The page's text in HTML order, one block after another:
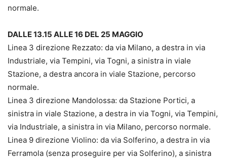
normale.
DALLE 13.15 ALLE 16 DEL 25 MAGGIO
Linea 3 direzione Rezzato: da via Milano, a destra in via
Industriale, via Tempini, via Togni, a sinistra in viale
Stazione, a destra ancora in viale Stazione, percorso
normale.
Linea 3 direzione Mandolossa: da Stazione Portici, a
sinistra in viale Stazione, a destra in via Togni, via Tempini,
via Industriale, a sinistra in via Milano, percorso normale.
Linea 9 direzione Violino: da via Solferino, a destra in via
Ferramola (senza proseguire per via Solferino), a sinistra